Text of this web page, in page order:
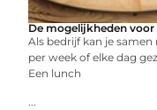
De mogelijkheden
Als bedrijf kan je samen
per week of elke dag
Een lunch
...